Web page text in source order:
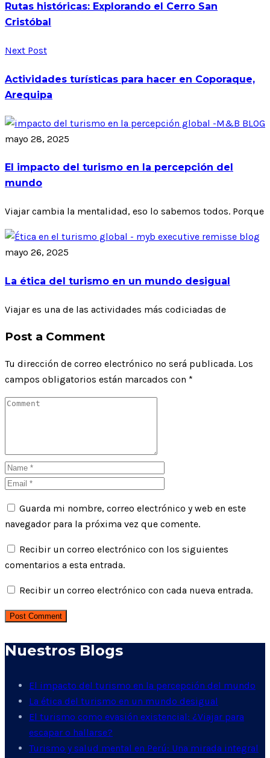
Rutas históricas: Explorando el Cerro San
Cristóbal
Next Post
Actividades turísticas para hacer en Coporaque,
Arequipa
mayo 28, 2025
El impacto del turismo en la percepción del
mundo
Viajar cambia la mentalidad, eso lo sabemos todos. Porque
mayo 26, 2025
La ética del turismo en un mundo desigual
Viajar es una de las actividades más codiciadas de
Post a Comment
Tu dirección de correo electrónico no será publicada. Los
campos obligatorios están marcados con *
Guarda mi nombre, correo electrónico y web en este
navegador para la próxima vez que comente.
Recibir un correo electrónico con los siguientes
comentarios a esta entrada.
Recibir un correo electrónico con cada nueva entrada.
Post Comment
Nuestros Blogs
El impacto del turismo en la percepción del mundo
La ética del turismo en un mundo desigual
El turismo como evasión existencial: ¿Viajar para
escapar o hallarse?
Turismo y salud mental en Perú: Una mirada integral